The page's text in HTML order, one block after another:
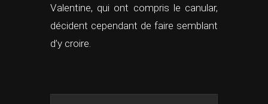
Valentine, qui ont compris le canular,
décident cependant de faire semblant
d’y croire.